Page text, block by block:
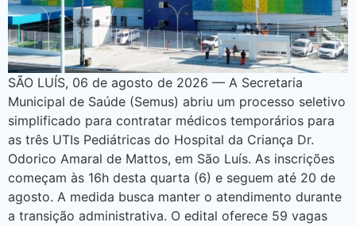
SÃO LUÍS, 06 de agosto de 2026 — A Secretaria
Municipal de Saúde (Semus) abriu um processo seletivo
simplificado para contratar médicos temporários para
as três UTIs Pediátricas do Hospital da Criança Dr.
Odorico Amaral de Mattos, em São Luís. As inscrições
começam às 16h desta quarta (6) e seguem até 20 de
agosto. A medida busca manter o atendimento durante
a transição administrativa. O edital oferece 59 vagas